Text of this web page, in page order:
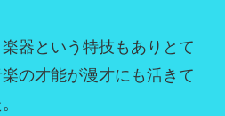
器という特技もありとて
の才能が漫才にも活きて